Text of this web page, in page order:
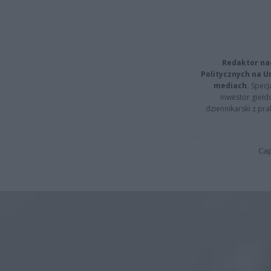
Redaktor
Politycznych na
mediach.
inwestor
dziennikarski z